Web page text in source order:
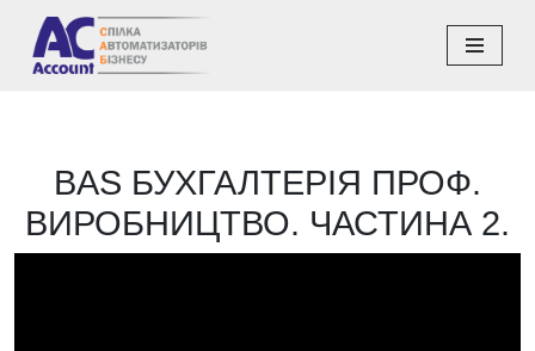
Перейти
BAS БУХГАЛТЕРІЯ ПРОФ.
ВИРОБНИЦТВО. ЧАСТИНА 2.